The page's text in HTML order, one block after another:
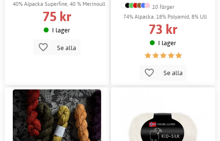
40% Alpacka Superfine, 40 % Merinoull
& 20% nylonfiber.
75 kr
I lager
Se alla
10 färger
74% Alpacka, 18% Polyamid, 8% Ull
73 kr
I lager
Se alla